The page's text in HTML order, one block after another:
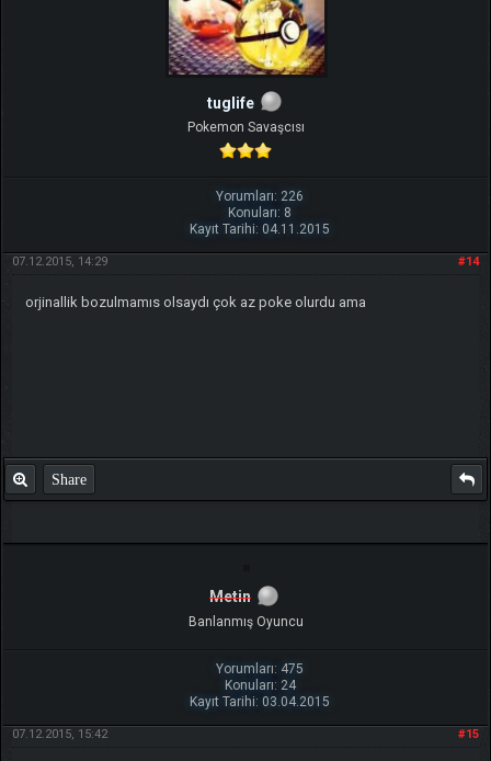
tuglife
Pokemon Savaşcısı
Yorumları: 226
Konuları: 8
Kayıt Tarihi: 04.11.2015
#14
07.12.2015, 14:29
orjinallik bozulmamıs olsaydı çok az poke olurdu ama
Share
Metin
Banlanmış Oyuncu
Yorumları: 475
Konuları: 24
Kayıt Tarihi: 03.04.2015
#15
07.12.2015, 15:42